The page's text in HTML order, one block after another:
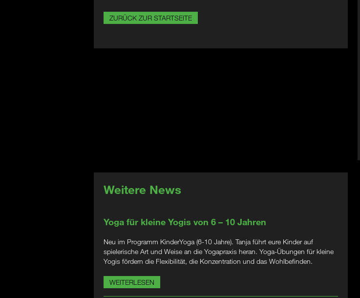
ZURÜCK ZUR STARTSEITE
Weitere News
Yoga für kleine Yogis von 6 – 10 Jahren
Neu im Programm KinderYoga (6-10 Jahre). Tanja führt eure Kinder auf
spielerische Art und Weise an die Yogapraxis heran. Yoga-Übungen für kleine
Yogis fördern die Flexibilität, die Konzentration und das Wohlbefinden.
WEITERLESEN